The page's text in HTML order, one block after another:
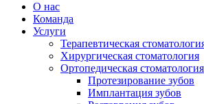
О нас
Команда
Услуги
Терапевтическая
Хирургическая стоматология
Ортопедическая стоматология
Протезирование зубов
Имплантация зубов